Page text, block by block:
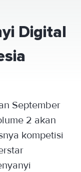
Digital
September
2 akan
kompetisi